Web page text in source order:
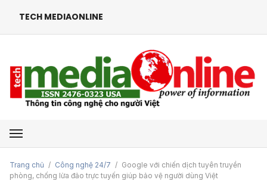
TECH MEDIAONLINE
Mở menu
Trang chủ / Công nghệ 24/7 / Google với chiến dịch tuyên truyền
phòng, chống lừa đảo trực tuyến giúp bảo vệ người dùng Việt